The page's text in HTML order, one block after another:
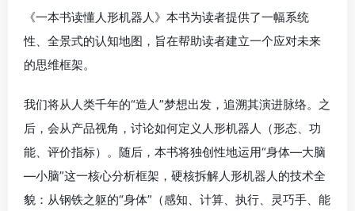
《一本书读懂人形机器人》本书为读者提供了一幅系统
性、全景式的认知地图，旨在帮助读者建立一个应对未来
的思维框架。
我们将从人类千年的“造人”梦想出发，追溯其演进脉络。之
后，会从产品视角，讨论如何定义人形机器人（形态、功
能、评价指标）。随后，本书将独创性地运用“身体—大脑
—小脑”这一核心分析框架，硬核拆解人形机器人的技术全
貌：从钢铁之躯的“身体”（感知、计算、执行、灵巧手、能